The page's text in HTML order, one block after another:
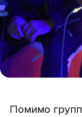
Помимо